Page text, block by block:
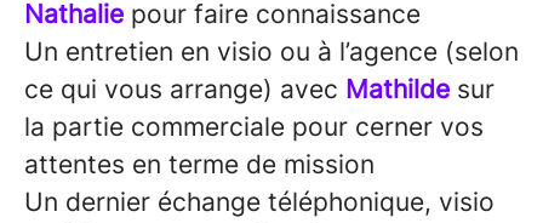
Nathalie pour faire connaissance
Un entretien en visio ou à l’agence (selon
ce qui vous arrange) avec Mathilde sur
la partie commerciale pour cerner vos
attentes en terme de mission
Un dernier échange téléphonique, visio